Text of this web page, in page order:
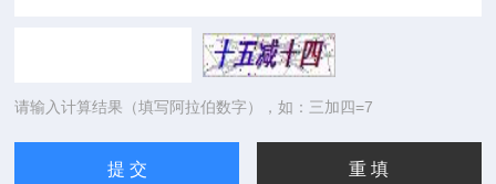
请输入计算结果（填写阿拉伯数字），如：三加四=7